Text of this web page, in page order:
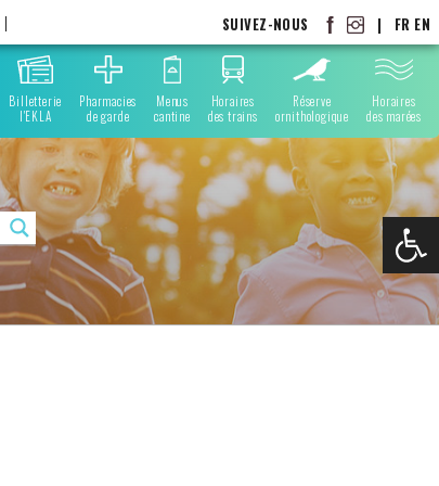
SUIVEZ-NOUS | FR EN
Billetterie
l'EKLA
Pharmacies
de garde
Menus
cantine
Horaires
des trains
Réserve
ornithologique
Horaires
des marées
Ouvrir